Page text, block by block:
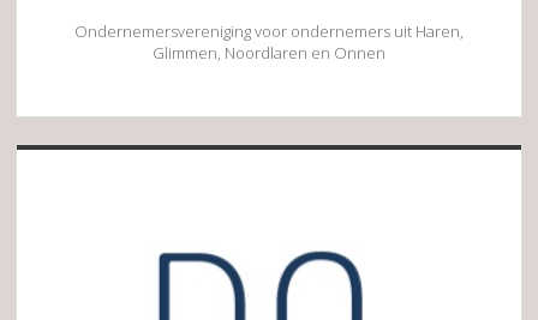
Ondernemersvereniging voor ondernemers uit Haren,
Glimmen, Noordlaren en Onnen